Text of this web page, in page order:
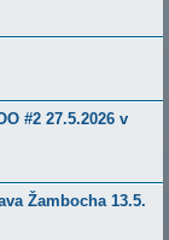
#2 27.5.2026 v
Žambocha 13.5.